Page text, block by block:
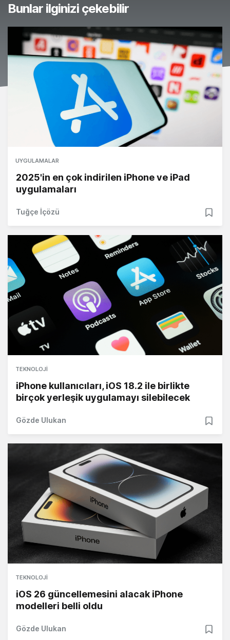
Bunlar ilginizi çekebilir
UYGULAMALAR
2025'in en çok indirilen iPhone ve iPad
uygulamaları
Tuğçe İçözü
TEKNOLOJI
iPhone kullanıcıları, iOS 18.2 ile birlikte
birçok yerleşik uygulamayı silebilecek
Gözde Ulukan
TEKNOLOJI
iOS 26 güncellemesini alacak iPhone
modelleri belli oldu
Gözde Ulukan